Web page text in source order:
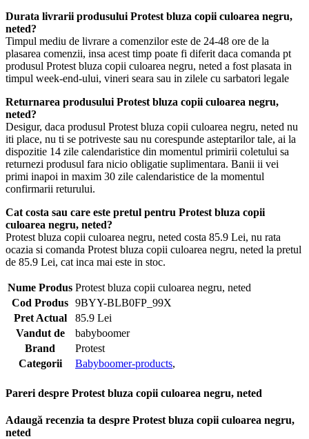
Durata livrarii produsului Protest bluza copii culoarea negru,
neted?
Timpul mediu de livrare a comenzilor este de 24-48 ore de la
plasarea comenzii, insa acest timp poate fi diferit daca comanda pt
produsul Protest bluza copii culoarea negru, neted a fost plasata in
timpul week-end-ului, vineri seara sau in zilele cu sarbatori legale
Returnarea produsului Protest bluza copii culoarea negru,
neted?
Desigur, daca produsul Protest bluza copii culoarea negru, neted nu
iti place, nu ti se potriveste sau nu corespunde asteptarilor tale, ai la
dispozitie 14 zile calendaristice din momentul primirii coletului sa
returnezi produsul fara nicio obligatie suplimentara. Banii ii vei
primi inapoi in maxim 30 zile calendaristice de la momentul
confirmarii returului.
Cat costa sau care este pretul pentru Protest bluza copii
culoarea negru, neted?
Protest bluza copii culoarea negru, neted costa 85.9 Lei, nu rata
ocazia si comanda Protest bluza copii culoarea negru, neted la pretul
de 85.9 Lei, cat inca mai este in stoc.
Nume Produs Protest bluza copii culoarea negru, neted
Cod Produs 9BYY-BLB0FP_99X
Pret Actual
85.9 Lei
Vandut de
babyboomer
Brand
Protest
Categorii
Babyboomer-products,
Pareri despre Protest bluza copii culoarea negru, neted
Adaugă recenzia ta despre Protest bluza copii culoarea negru,
neted